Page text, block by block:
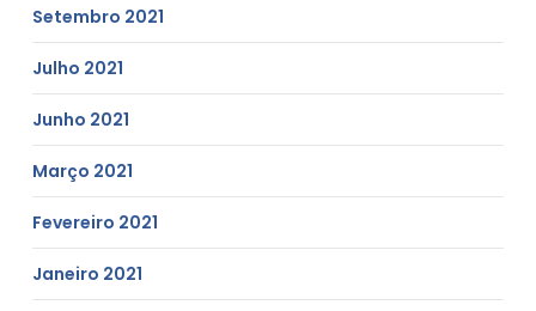
Setembro 2021
Julho 2021
Junho 2021
Março 2021
Fevereiro 2021
Janeiro 2021